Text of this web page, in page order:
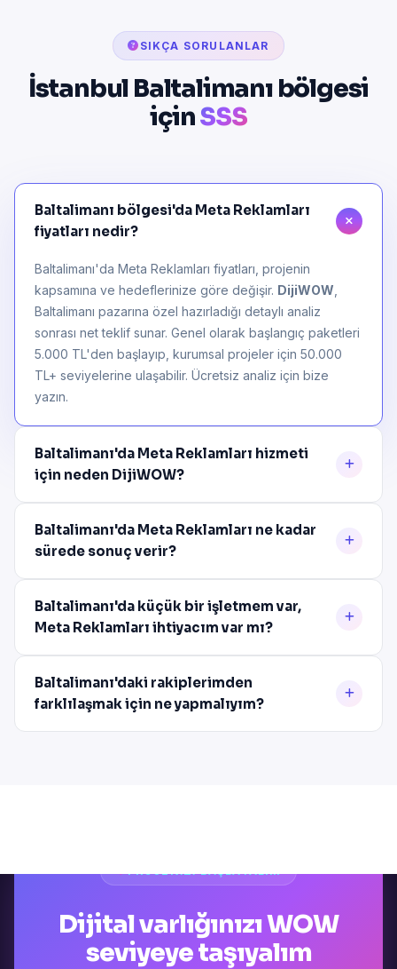
SIKÇA SORULANLAR
İstanbul Baltalimanı bölgesi
içinSSS
Baltalimanı bölgesi'da Meta Reklamları
fiyatları nedir?
Baltalimanı'da Meta Reklamları fiyatları, projenin
kapsamına ve hedeflerinize göre değişir. DijiWOW
Baltalimanı pazarına özel hazırladığı detaylı analiz
sonrası net teklif sunar. Genel olarak başlangıç paketleri
5.000 TL'den başlayıp, kurumsal projeler için 50.000
TL+ seviyelerine ulaşabilir. Ücretsiz analiz için bize
yazın.
Baltalimanı'da Meta Reklamları hizmeti
için neden DijiWOW?
Baltalimanı'da Meta Reklamları ne kadar
sürede sonuç verir?
Baltalimanı'da küçük bir işletmem var,
Meta Reklamları ihtiyacım var mı?
Baltalimanı'daki rakiplerimden
farklılaşmak için ne yapmalıyım?
Dijital varlığınızı WOW
seviyeye taşıyalım